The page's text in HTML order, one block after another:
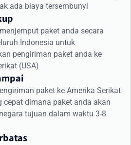
alamat penerima
pelacakan canggih yang memungkinkan
secara real-time. Dengan
informasi terkini mengenai posisi
perjalanan ke Amerika Serikat
ke Amerika Serikat
membutuhkan penanganan
layanan khusus untuk cara kirim
(USA) yang aman dan terjamin:
ada biaya tersembunyi
paket anda secara
Indonesia untuk
pengiriman paket anda ke
(USA)
paket ke Amerika Serikat
cepat dimana paket anda akan
tujuan dalam waktu 3-8